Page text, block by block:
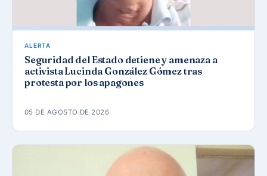
ALERTA
Seguridad del Estado detiene y amenaza a
activista Lucinda González Gómez tras
protesta por los apagones
05 DE AGOSTO DE 2026